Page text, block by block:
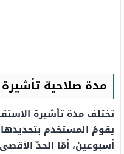
مدة صلاحية
تختلف مدة تأشيرة
يقومُ المستخدم
أسبوعين، أمّا الحدّ